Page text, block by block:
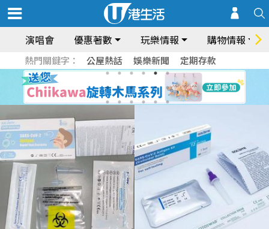
演唱會 優惠著數 玩樂情報 購物情報
熱門關鍵字： 公屋熱話 娛樂新聞 定期存款